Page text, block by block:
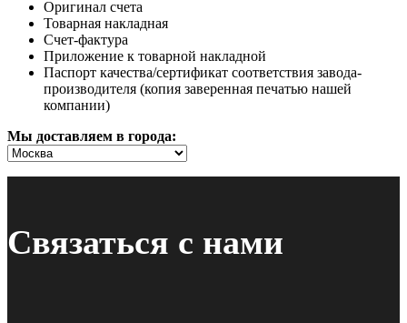
Оригинал счета
Товарная накладная
Счет-фактура
Приложение к товарной накладной
Паспорт качества/сертификат соответствия завода-
производителя (копия заверенная печатью нашей
компании)
Мы доставляем в города:
Связаться с нами